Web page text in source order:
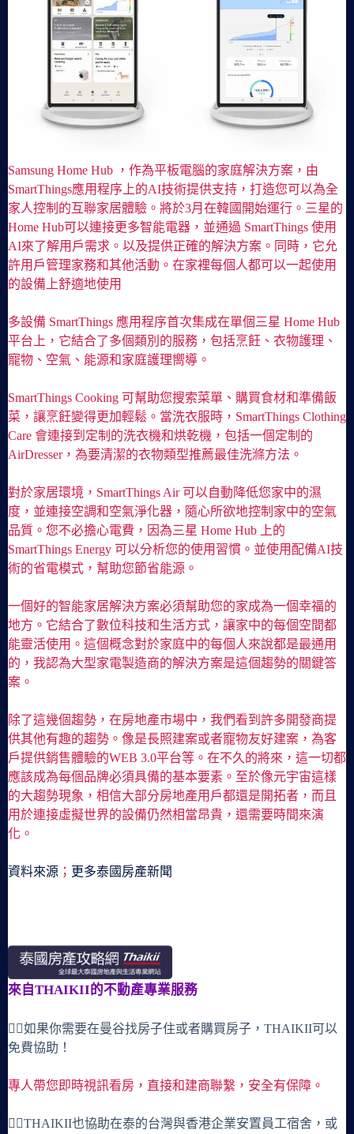
Samsung Home Hub ，作為平板電腦的家庭解決方案，由
SmartThings應用程序上的AI技術提供支持，打造您可以為全
家人控制的互聯家居體驗。將於3月在韓國開始運行。三星的
Home Hub可以連接更多智能電器，並通過 SmartThings 使用
AI來了解用戶需求。以及提供正確的解決方案。同時，它允
許用戶管理家務和其他活動。在家裡每個人都可以一起使用
的設備上舒適地使用
多設備 SmartThings 應用程序首次集成在單個三星 Home Hub
平台上，它結合了多個類別的服務，包括烹飪、衣物護理、
寵物、空氣、能源和家庭護理嚮導。
SmartThings Cooking 可幫助您搜索菜單、購買食材和準備飯
菜，讓烹飪變得更加輕鬆。當洗衣服時，SmartThings Clothing
Care 會連接到定制的洗衣機和烘乾機，包括一個定制的
AirDresser，為要清潔的衣物類型推薦最佳洗滌方法。
對於家居環境，SmartThings Air 可以自動降低您家中的濕
度，並連接空調和空氣淨化器，隨心所欲地控制家中的空氣
品質。您不必擔心電費，因為三星 Home Hub 上的
SmartThings Energy 可以分析您的使用習慣。並使用配備AI技
術的省電模式，幫助您節省能源。
一個好的智能家居解決方案必須幫助您的家成為一個幸福的
地方。它結合了數位科技和生活方式，讓家中的每個空間都
能靈活使用。這個概念對於家庭中的每個人來說都是最通用
的，我認為大型家電製造商的解決方案是這個趨勢的關鍵答
案。
除了這幾個趨勢，在房地產市場中，我們看到許多開發商提
供其他有趣的趨勢。像是長照建案或者寵物友好建案，為客
戶提供銷售體驗的WEB 3.0平台等。在不久的將來，這一切都
應該成為每個品牌必須具備的基本要素。至於像元宇宙這樣
的大趨勢現象，相信大部分房地產用戶都還是開拓者，而且
用於連接虛擬世界的設備仍然相當昂貴，還需要時間來演
化。
資料來源 ； 更多泰國房產新聞
來自THAIKII的不動產專業服務
🙋‍♀️如果你需要在曼谷找房子住或者購買房子，THAIKII可以
免費協助！
專人帶您即時視訊看房，直接和建商聯繫，安全有保障。
🙋‍♀️THAIKII也協助在泰的台灣與香港企業安置員工宿舍，或